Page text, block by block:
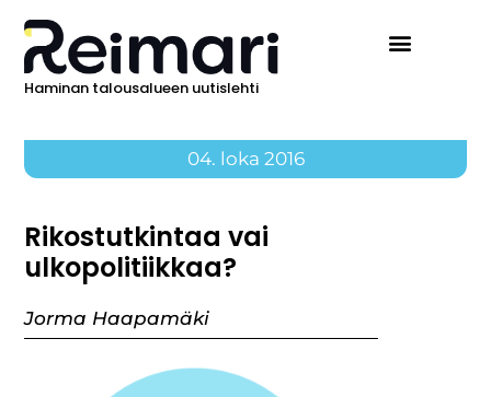
Haminan talousalueen uutislehti
04. loka 2016
Rikostutkintaa vai
ulkopolitiikkaa?
Jorma Haapamäki